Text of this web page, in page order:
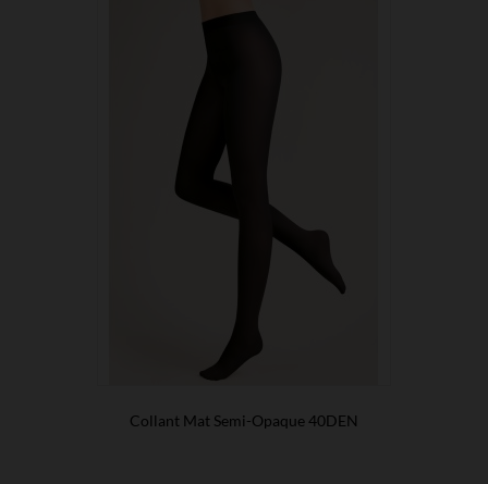
Collant Mat Semi-Opaque 40DEN